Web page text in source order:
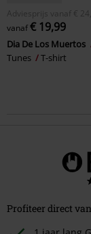
Adviesprijs
vanaf €
vanaf€ 19,99
Dia De Los Muertos
Tunes
T-shirt
Profiteer direct